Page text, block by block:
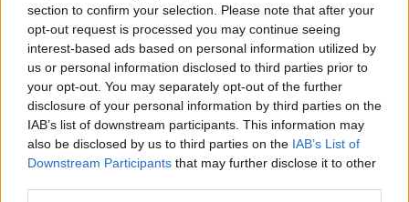
section to confirm your selection. Please note that after your
opt-out request is processed you may continue seeing
interest-based ads based on personal information utilized by
us or personal information disclosed to third parties prior to
your opt-out. You may separately opt-out of the further
disclosure of your personal information by third parties on the
IAB’s list of downstream participants. This information may
also be disclosed by us to third parties on the IAB’s List of
Downstream Participants that may further disclose it to other